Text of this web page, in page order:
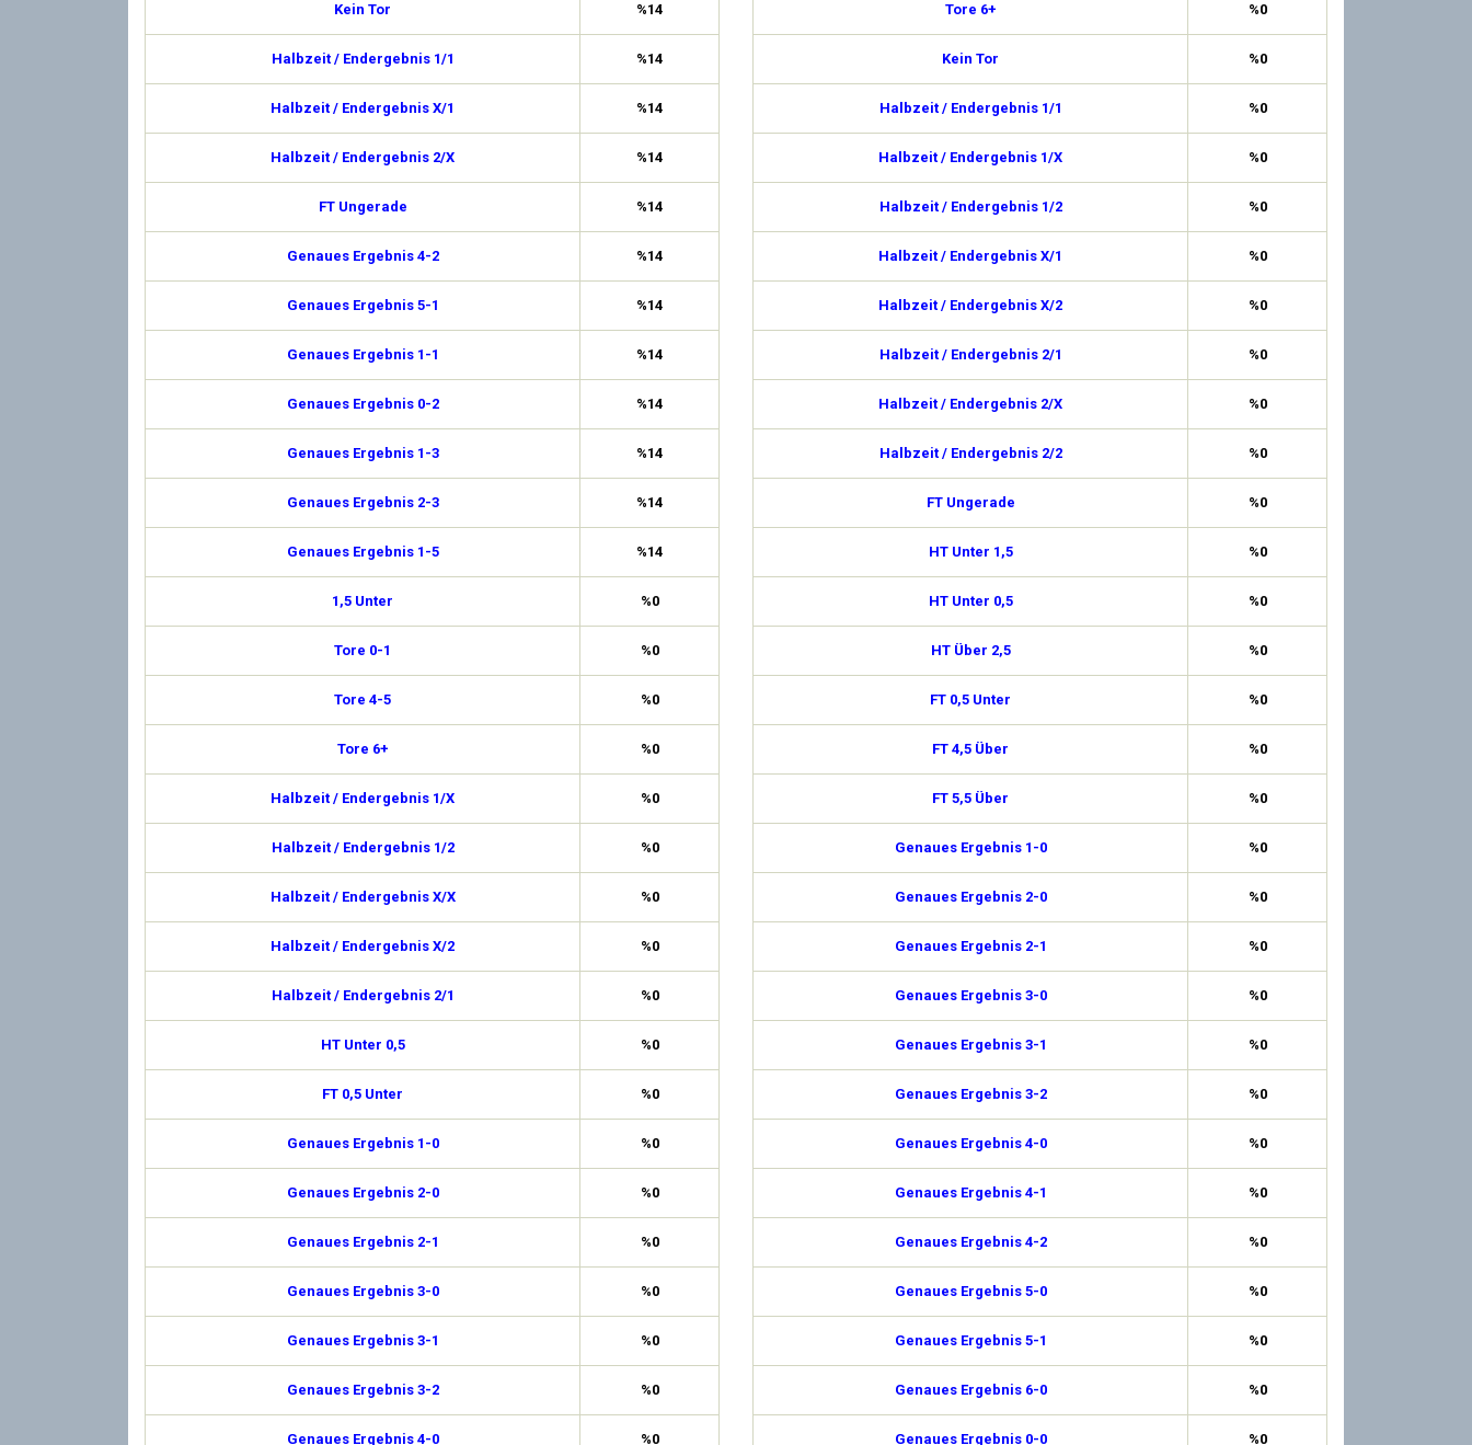
Kein Tor %14
Halbzeit / Endergebnis 1/1 %14
Halbzeit / Endergebnis X/1 %14
Halbzeit / Endergebnis 2/X %14
FT Ungerade %14
Genaues Ergebnis 4-2 %14
Genaues Ergebnis 5-1 %14
Genaues Ergebnis 1-1 %14
Genaues Ergebnis 0-2 %14
Genaues Ergebnis 1-3 %14
Genaues Ergebnis 2-3 %14
Genaues Ergebnis 1-5 %14
1,5 Unter %0
Tore 0-1 %0
Tore 4-5 %0
Tore 6+ %0
Halbzeit / Endergebnis 1/X %0
Halbzeit / Endergebnis 1/2 %0
Halbzeit / Endergebnis X/X %0
Halbzeit / Endergebnis X/2 %0
Halbzeit / Endergebnis 2/1 %0
HT Unter 0,5 %0
FT 0,5 Unter %0
Genaues Ergebnis 1-0 %0
Genaues Ergebnis 2-0 %0
Genaues Ergebnis 2-1 %0
Genaues Ergebnis 3-0 %0
Genaues Ergebnis 3-1 %0
Genaues Ergebnis 3-2 %0
Genaues Ergebnis 4-0 %0
Tore 6+ %0
Kein Tor %0
Halbzeit / Endergebnis 1/1 %0
Halbzeit / Endergebnis 1/X %0
Halbzeit / Endergebnis 1/2 %0
Halbzeit / Endergebnis X/1 %0
Halbzeit / Endergebnis X/2 %0
Halbzeit / Endergebnis 2/1 %0
Halbzeit / Endergebnis 2/X %0
Halbzeit / Endergebnis 2/2 %0
FT Ungerade %0
HT Unter 1,5 %0
HT Unter 0,5 %0
HT Über 2,5 %0
FT 0,5 Unter %0
FT 4,5 Über %0
FT 5,5 Über %0
Genaues Ergebnis 1-0 %0
Genaues Ergebnis 2-0 %0
Genaues Ergebnis 2-1 %0
Genaues Ergebnis 3-0 %0
Genaues Ergebnis 3-1 %0
Genaues Ergebnis 3-2 %0
Genaues Ergebnis 4-0 %0
Genaues Ergebnis 4-1 %0
Genaues Ergebnis 4-2 %0
Genaues Ergebnis 5-0 %0
Genaues Ergebnis 5-1 %0
Genaues Ergebnis 6-0 %0
Genaues Ergebnis 0-0 %0